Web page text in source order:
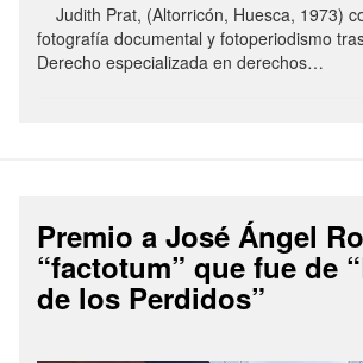
Judith Prat, (Altorricón, Huesca, 1973)
fotografía documental y fotoperiodismo
Derecho especializada en derechos…
Premio a José Ángel
“factotum” que fue de
de los Perdidos”